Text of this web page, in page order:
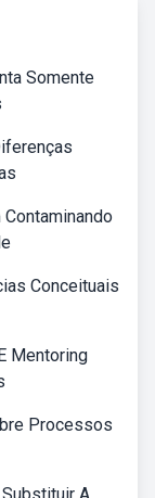
Somente
Conceituais
Mentoring
Processos